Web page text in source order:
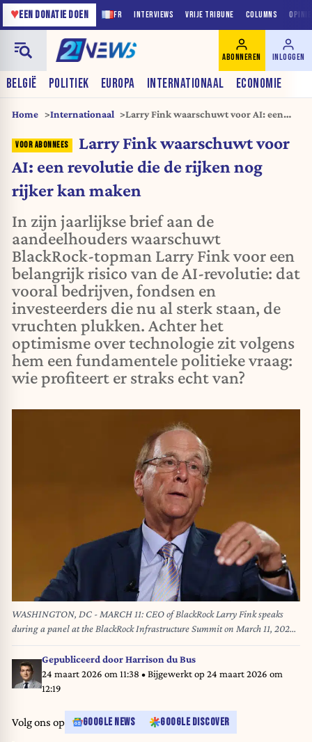
FR INTERVIEWS VRIJE TRIBUNE COLUMNS
♥EEN DONATIE DOEN
BELGIË POLITIEK EUROPA INTERNATIONAAL ECONOMIE
ABONNEREN INLOGGEN
Home Internationaal
Larry Fink waarschuwt voor AI: een
maken
Larry Fink waarschuwt voor
AI: een revolutie die de rijken nog
rijker kan maken
In zijn jaarlijkse brief aan de
aandeelhouders waarschuwt
BlackRock-topman Larry Fink voor een
belangrijk risico van de AI-revolutie: dat
vooral bedrijven, fondsen en
investeerders die nu al sterk staan, de
vruchten plukken. Achter het
optimisme over technologie zit volgens
hem een fundamentele politieke vraag:
wie profiteert er straks echt van?
WASHINGTON, DC - MARCH 11: CEO of BlackRock Larry Fink speaks
during a panel at the BlackRock Infrastructure Summit on March 11, 2026
in Washington, DC. The global investment management company held
the summit consisting of leaders from government, business, and labor to
address expanding U.S. infrastructure. Anna Moneymaker/Getty
Images/AFP Anna Moneymaker / GETTY IMAGES NORTH AMERICA /
Gepubliceerd doorHarrison du Bus
24 maart 2026 om 11:38 • Bijgewerkt op24 maart 2026 om
12:19
Volg ons op GOOGLE NEWS GOOGLE DISCOVER